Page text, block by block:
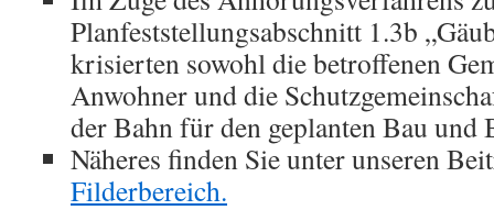
Planfeststellungsabschnitt 1.3b
krisierten sowohl die betroffenen
Anwohner und die
der Bahn für den geplanten Bau und
Näheres finden Sie unter unseren
Filderbereich.